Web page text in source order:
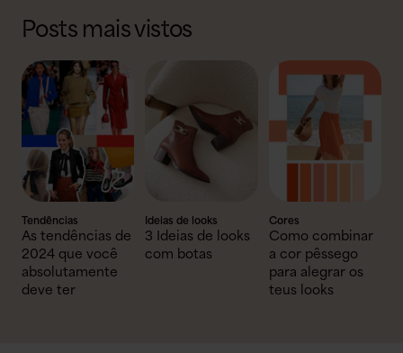
Posts mais vistos
Tendências
As tendências de
2024 que você
absolutamente
deve ter
Ideias de looks
3 Ideias de looks
com botas
Cores
Como combinar
a cor pêssego
para alegrar os
teus looks